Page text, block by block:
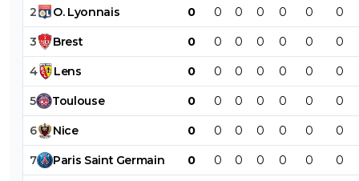
2 O. Lyonnais 0 0 0 0 0 0 0
3 Brest 0 0 0 0 0 0 0
4 Lens 0 0 0 0 0 0 0
5 Toulouse 0 0 0 0 0 0 0
6 Nice 0 0 0 0 0 0 0
7 Paris Saint Germain 0 0 0 0 0 0 0